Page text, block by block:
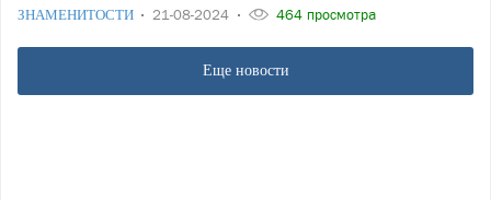
ЗНАМЕНИТОСТИ 21-08-2024 464 просмотра
Еще новости